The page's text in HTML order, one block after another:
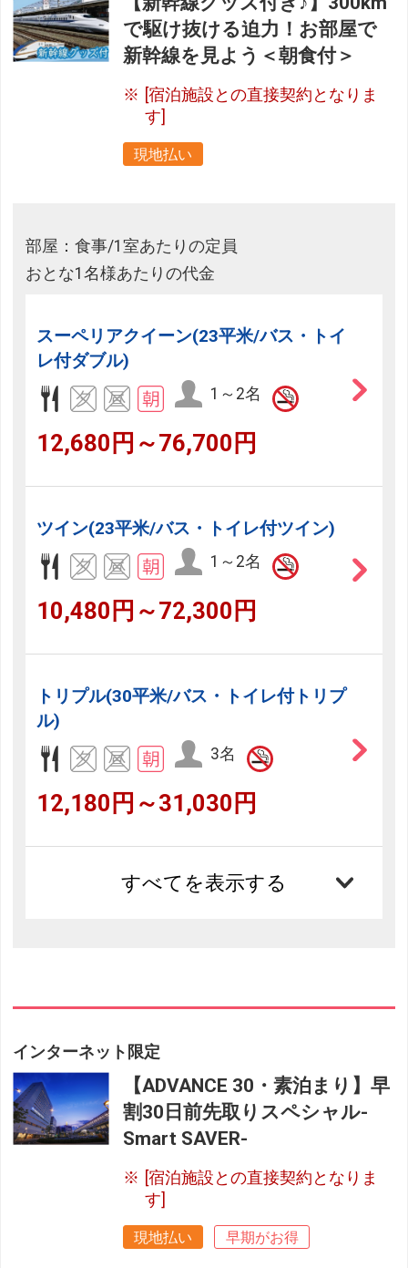
で駆け抜ける迫力！お部屋で
新幹線を見よう＜朝食付＞
[宿泊施設との直接契約となりま
す]
現地払い
部屋：食事/1室あたりの定員
おとな1名様あたりの代金
スーペリアクイーン(23平米/バス・トイ
レ付ダブル)
1～2名
12,680円～76,700円
ツイン(23平米/バス・トイレ付ツイン)
1～2名
10,480円～72,300円
トリプル(30平米/バス・トイレ付トリプ
ル)
3名
12,180円～31,030円
すべてを表示する
インターネット限定
【ADVANCE 30・素泊まり】早
割30日前先取りスペシャル-
Smart SAVER-
[宿泊施設との直接契約となりま
す]
現地払い 早期がお得